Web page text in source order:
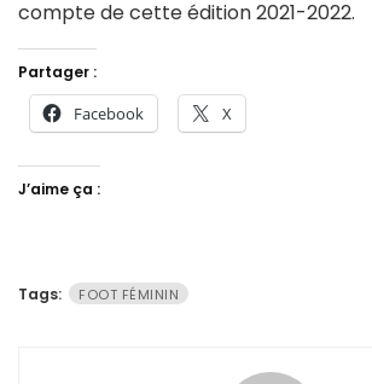
compte de cette édition 2021-2022.
Partager :
Facebook X
J’aime ça :
Tags: FOOT FÉMININ